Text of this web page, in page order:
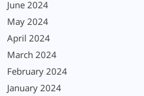
June 2024
May 2024
April 2024
March 2024
February 2024
January 2024